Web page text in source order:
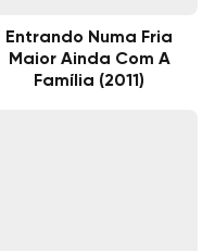
Entrando Numa Fria
Maior Ainda Com A
Família (2011)